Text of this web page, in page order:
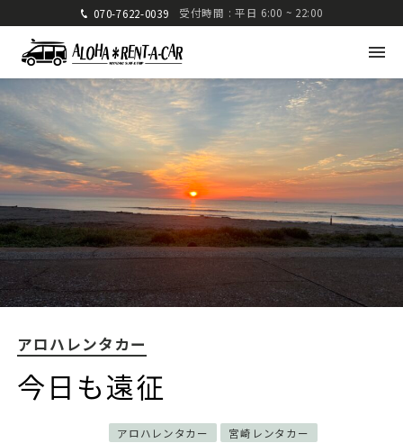
070-7622-0039 受付時間 : 平日 6:00 ~ 22:00
アロハレンタカー
今日も遠征
アロハレンタカー
宮崎レンタカー
アロハレンタカー
〒880-0824 宮崎県宮崎市大島町高崎416-1
九州運輸局宮崎運輸支局 認可 第285号
TEL: 070-7622-0039
FAX: 0985-25-2832
車種・料金